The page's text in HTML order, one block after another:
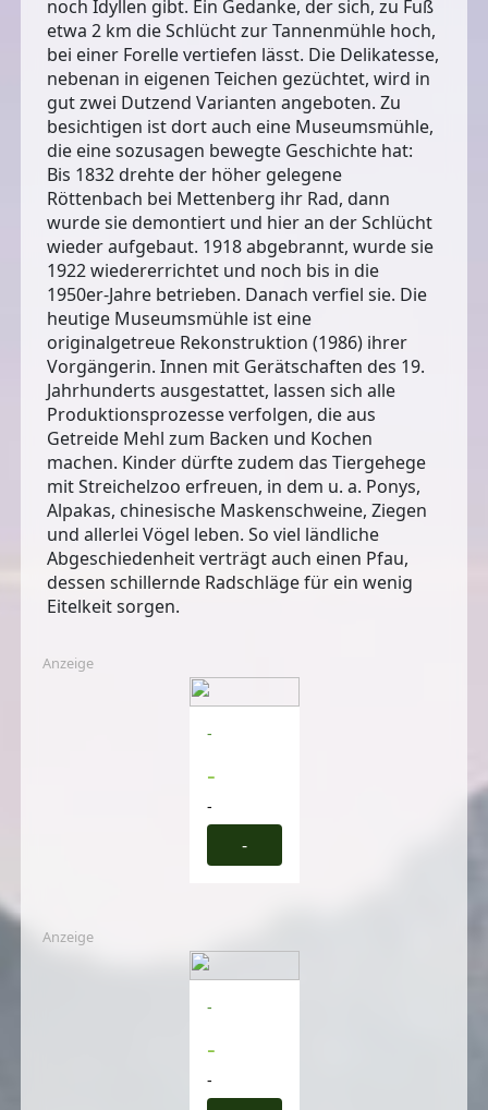
noch Idyllen gibt. Ein Gedanke, der sich, zu Fuß
etwa 2 km die Schlücht zur Tannenmühle hoch,
bei einer Forelle vertiefen lässt. Die Delikatesse,
nebenan in eigenen Teichen gezüchtet, wird in
gut zwei Dutzend Varianten angeboten. Zu
besichtigen ist dort auch eine Museumsmühle,
die eine sozusagen bewegte Geschichte hat:
Bis 1832 drehte der höher gelegene
Röttenbach bei Mettenberg ihr Rad, dann
wurde sie demontiert und hier an der Schlücht
wieder aufgebaut. 1918 abgebrannt, wurde sie
1922 wiedererrichtet und noch bis in die
1950er-Jahre betrieben. Danach verfiel sie. Die
heutige Museumsmühle ist eine
originalgetreue Rekonstruktion (1986) ihrer
Vorgängerin. Innen mit Gerätschaften des 19.
Jahrhunderts ausgestattet, lassen sich alle
Produktionsprozesse verfolgen, die aus
Getreide Mehl zum Backen und Kochen
machen. Kinder dürfte zudem das Tiergehege
mit Streichelzoo erfreuen, in dem u. a. Ponys,
Alpakas, chinesische Maskenschweine, Ziegen
und allerlei Vögel leben. So viel ländliche
Abgeschiedenheit verträgt auch einen Pfau,
dessen schillernde Radschläge für ein wenig
Eitelkeit sorgen.
Anzeige
-
-
-
-
Anzeige
-
-
-